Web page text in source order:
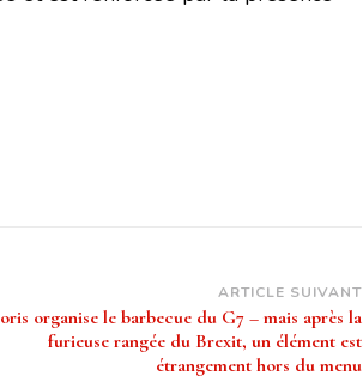
ARTICLE SUIVANT
organise le barbecue du G7 – mais après la
furieuse rangée du Brexit, un élément est
étrangement hors du menu